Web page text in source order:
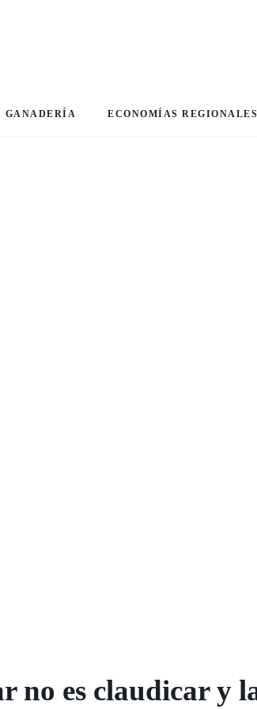
GANADERÍA ECONOMÍAS REGIONALES
no es claudicar y